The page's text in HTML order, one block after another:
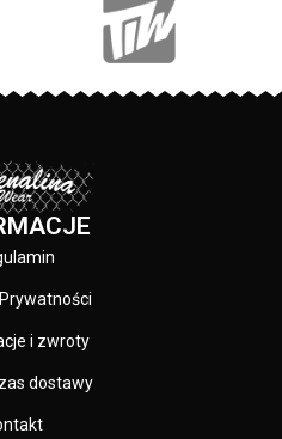
naszywka z logo marki - duża
przednia kieszeń typu kangurka -
wysokiej jakości nieścieralne
i zwroty
dostawy